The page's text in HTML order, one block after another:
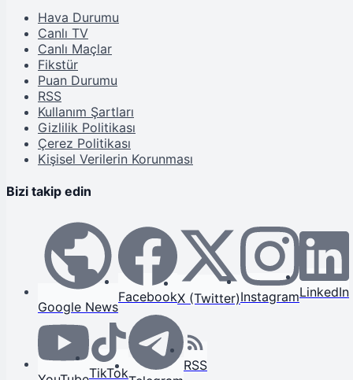
Hava Durumu
Canlı TV
Canlı Maçlar
Fikstür
Puan Durumu
RSS
Kullanım Şartları
Gizlilik Politikası
Çerez Politikası
Kişisel Verilerin Korunması
Bizi takip edin
Google News
FacebookX (Twitter)InstagramLinkedIn
TikTok RSS